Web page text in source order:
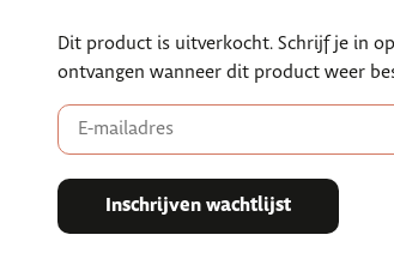
Dit product is uitverkocht. Schrijf je in
ontvangen wanneer dit product weer
Enter
your
email
to
the
Inschrijven wachtlijst